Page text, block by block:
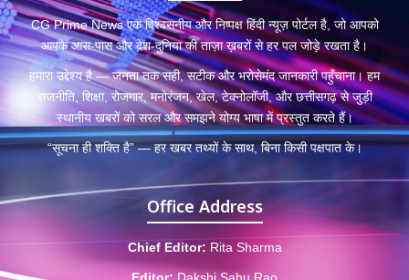
CG Prime News एक विश्वसनीय और निष्पक्ष हिंदी न्यूज़ पोर्टल है, जो आपको
आपके आस-पास और देश-दुनिया की ताज़ा ख़बरों से हर पल जोड़े रखता है।
हमारा उद्देश्य है — जनता तक सही, सटीक और भरोसेमंद जानकारी पहुँचाना। हम
राजनीति, शिक्षा, रोजगार, मनोरंजन, खेल, टेक्नोलॉजी, और छत्तीसगढ़ से जुड़ी
स्थानीय खबरों को सरल और समझने योग्य भाषा में प्रस्तुत करते हैं।
“सूचना ही शक्ति है” — हर खबर तथ्यों के साथ, बिना किसी पक्षपात के।
Office Address
Chief Editor: Rita Sharma
Editor: Dakshi Sahu Rao